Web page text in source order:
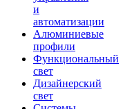
и
автоматизации
Алюминиевые
профили
Функциональный
свет
Дизайнерский
свет